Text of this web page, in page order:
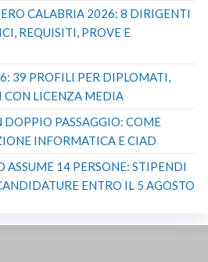
CALABRIA 2026: 8 DIRIGENTI
REQUISITI, PROVE E
39 PROFILI PER DIPLOMATI,
CON LICENZA MEDIA
DOPPIO PASSAGGIO: COME
INFORMATICA E CIAD
14 PERSONE: STIPENDI
ENTRO IL 5 AGOSTO